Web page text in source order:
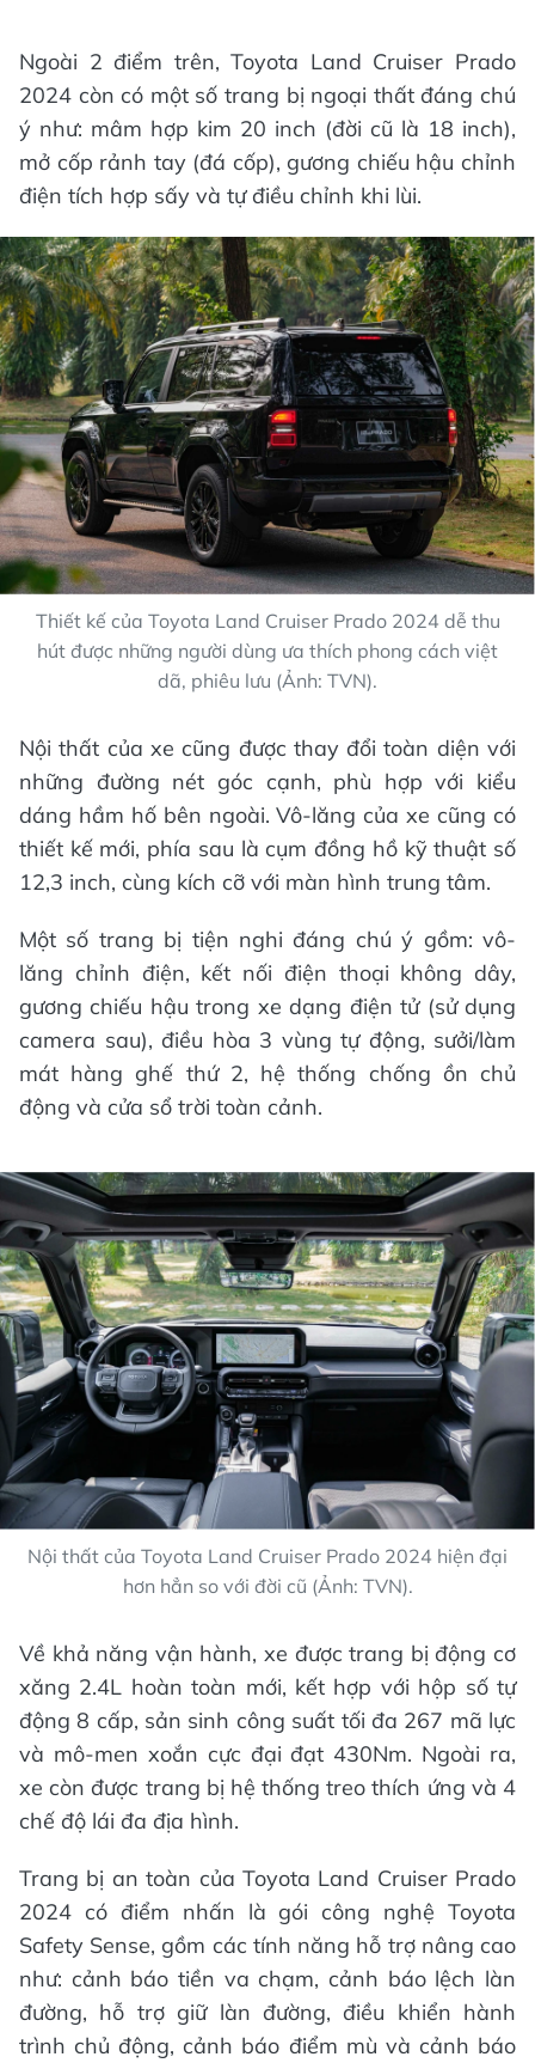
Ngoài 2 điểm trên, Toyota Land Cruiser Prado
2024 còn có một số trang bị ngoại thất đáng chú
ý như: mâm hợp kim 20 inch (đời cũ là 18 inch),
mở cốp rảnh tay (đá cốp), gương chiếu hậu chỉnh
điện tích hợp sấy và tự điều chỉnh khi lùi.
Thiết kế của Toyota Land Cruiser Prado 2024 dễ thu
hút được những người dùng ưa thích phong cách việt
dã, phiêu lưu (Ảnh: TVN).
Nội thất của xe cũng được thay đổi toàn diện với
những đường nét góc cạnh, phù hợp với kiểu
dáng hầm hố bên ngoài. Vô-lăng của xe cũng có
thiết kế mới, phía sau là cụm đồng hồ kỹ thuật số
12,3 inch, cùng kích cỡ với màn hình trung tâm.
Một số trang bị tiện nghi đáng chú ý gồm: vô-
lăng chỉnh điện, kết nối điện thoại không dây,
gương chiếu hậu trong xe dạng điện tử (sử dụng
camera sau), điều hòa 3 vùng tự động, sưởi/làm
mát hàng ghế thứ 2, hệ thống chống ồn chủ
động và cửa sổ trời toàn cảnh.
Nội thất của Toyota Land Cruiser Prado 2024 hiện đại
hơn hẳn so với đời cũ (Ảnh: TVN).
Về khả năng vận hành, xe được trang bị động cơ
xăng 2.4L hoàn toàn mới, kết hợp với hộp số tự
động 8 cấp, sản sinh công suất tối đa 267 mã lực
và mô-men xoắn cực đại đạt 430Nm. Ngoài ra,
xe còn được trang bị hệ thống treo thích ứng và 4
chế độ lái đa địa hình.
Trang bị an toàn của Toyota Land Cruiser Prado
2024 có điểm nhấn là gói công nghệ Toyota
Safety Sense, gồm các tính năng hỗ trợ nâng cao
như: cảnh báo tiền va chạm, cảnh báo lệch làn
đường, hỗ trợ giữ làn đường, điều khiển hành
trình chủ động, cảnh báo điểm mù và cảnh báo